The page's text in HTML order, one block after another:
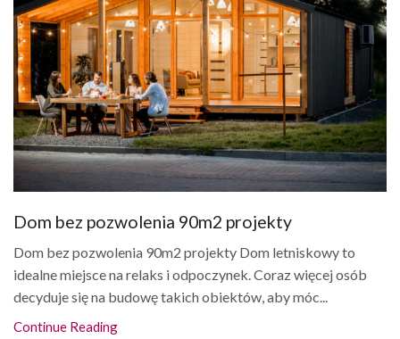
Dom bez pozwolenia 90m2 projekty
Dom bez pozwolenia 90m2 projekty Dom letniskowy to
idealne miejsce na relaks i odpoczynek. Coraz więcej osób
decyduje się na budowę takich obiektów, aby móc...
Continue Reading